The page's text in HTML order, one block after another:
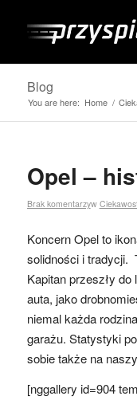
Blog
You are here: Home /
Opel –
Brak komentarzyw
Koncern Opel to
solidności i tradycji.
Kapitan przeszły
auta, jako
niemal każda
garażu. Statystyki
sobie także na
[nggallery id=904